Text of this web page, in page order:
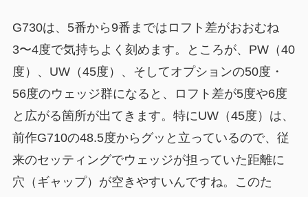
G730は、5番から9番まではロフト差がおおむね
3〜4度で気持ちよく刻めます。ところが、PW（40
度）、UW（45度）、そしてオプションの50度・
56度のウェッジ群になると、ロフト差が5度や6度
と広がる箇所が出てきます。特にUW（45度）は、
前作G710の48.5度からグッと立っているので、従
来のセッティングでウェッジが担っていた距離に
穴（ギャップ）が空きやすいんですね。このた